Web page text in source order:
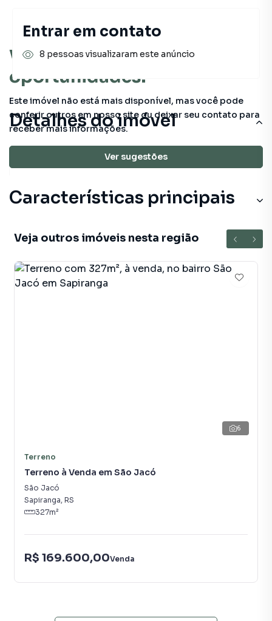
Você pode encontrar novas
oportunidades!
Este imóvel não está mais disponível, mas você pode
conferir outros em nosso site ou deixar seu contato para
receber mais informações.
Ver sugestões
Detalhes do imóvel
Características principais
Veja outros imóveis nesta região
6
Terreno
Terreno à Venda em São Jacó
São Jacó
Sapiranga, RS
327m²
R$ 169.600,00Venda
Entrar em contato
8 pessoas visualizaram este anúncio